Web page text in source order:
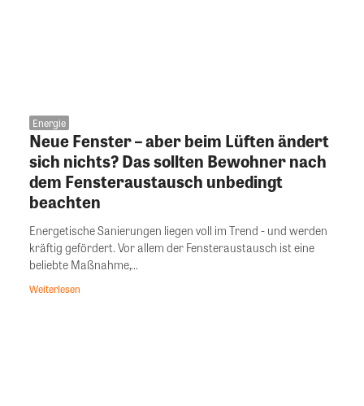
Energie
Neue Fenster – aber beim Lüften ändert
sich nichts? Das sollten Bewohner nach
dem Fensteraustausch unbedingt
beachten
Energetische Sanierungen liegen voll im Trend - und werden
kräftig gefördert. Vor allem der Fensteraustausch ist eine
beliebte Maßnahme,...
Weiterlesen